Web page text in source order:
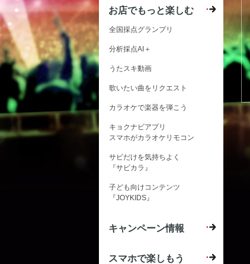
お店でもっと楽しむ
全国採点グランプリ
分析採点AI＋
うたスキ動画
歌いたい曲をリクエスト
カラオケで楽器を弾こう
キョクナビアプリ
スマホがカラオケリモコン
サビだけを気持ちよく
『サビカラ』
子ども向けコンテンツ
『JOYKIDS』
キャンペーン情報
スマホで楽しもう